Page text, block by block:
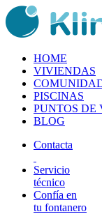
HOME
VIVIENDAS
PISCINAS
PUNTOS DE
BLOG
Contacta
Servicio
técnico
Confía en
tu fontanero